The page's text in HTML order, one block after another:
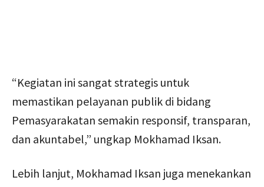
“Kegiatan ini sangat strategis untuk
memastikan pelayanan publik di bidang
Pemasyarakatan semakin responsif, transparan,
dan akuntabel,” ungkap Mokhamad Iksan.
Lebih lanjut, Mokhamad Iksan juga menekankan